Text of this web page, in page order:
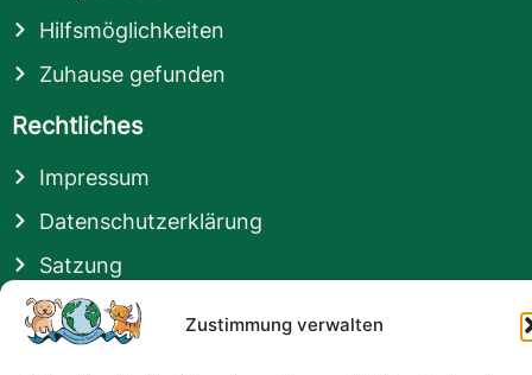
Zustimmung verwalten
Hilfsmöglichkeiten
Zuhause gefunden
Rechtliches
Impressum
Datenschutzerklärung
Satzung
Vermittlung & Gebühren